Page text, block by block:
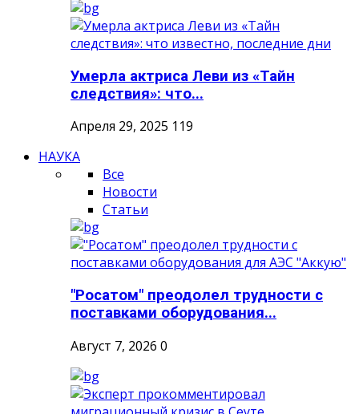
Умерла актриса Леви из «Тайн
следствия»: что...
Апреля 29, 2025 119
НАУКА
Все
Новости
Статьи
"Росатом" преодолел трудности с
поставками оборудования...
Август 7, 2026 0